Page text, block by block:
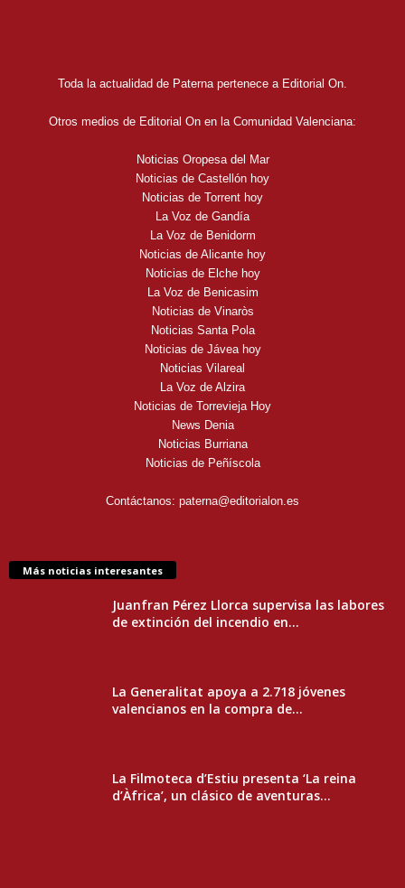
Toda la actualidad de Paterna pertenece a Editorial On.
Otros medios de Editorial On en la Comunidad Valenciana:
Noticias Oropesa del Mar
Noticias de Castellón hoy
Noticias de Torrent hoy
La Voz de Gandía
La Voz de Benidorm
Noticias de Alicante hoy
Noticias de Elche hoy
La Voz de Benicasim
Noticias de Vinaròs
Noticias Santa Pola
Noticias de Jávea hoy
Noticias Vilareal
La Voz de Alzira
Noticias de Torrevieja Hoy
News Denia
Noticias Burriana
Noticias de Peñíscola
Contáctanos: paterna@editorialon.es
Más noticias interesantes
Juanfran Pérez Llorca supervisa las labores
de extinción del incendio en...
La Generalitat apoya a 2.718 jóvenes
valencianos en la compra de...
La Filmoteca d’Estiu presenta ‘La reina
d’Àfrica’, un clásico de aventuras...